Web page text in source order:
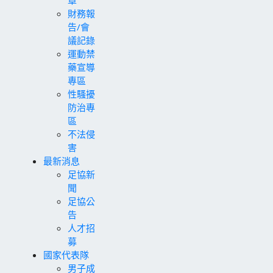
財務報
告/會
議記錄
運動禁
藥宣導
專區
性騷擾
防治專
區
不法侵
害
最新消息
足協新
聞
足協公
告
人才招
募
國家代表隊
男子成